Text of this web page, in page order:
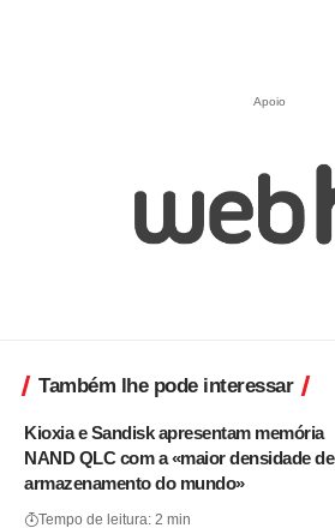
Apoio
Também lhe pode interessar
Kioxia e Sandisk apresentam memória
NAND QLC com a «maior densidade de
armazenamento do mundo»
Tempo de leitura: 2 min